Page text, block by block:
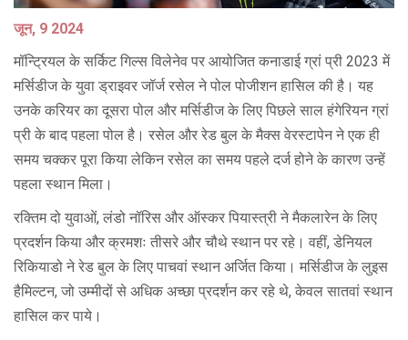
जून, 9 2024
मॉन्ट्रियल के सर्किट गिल्स विलेनेव पर आयोजित कनाडाई ग्रां प्री 2023 में
मर्सिडीज के युवा ड्राइवर जॉर्ज रसेल ने पोल पोजीशन हासिल की है। यह
उनके करियर का दूसरा पोल और मर्सिडीज के लिए पिछले साल हंगेरियन ग्रां
प्री के बाद पहला पोल है। रसेल और रेड बुल के मैक्स वेरस्टापेन ने एक ही
समय चक्कर पूरा किया लेकिन रसेल का समय पहले दर्ज होने के कारण उन्हें
पहला स्थान मिला।
रक्तिम दो युवाओं, लंडो नॉरिस और ऑस्कर पियास्त्री ने मैकलारेन के लिए
प्रदर्शन किया और क्रमशः तीसरे और चौथे स्थान पर रहे। वहीं, डेनियल
रिकियाडो ने रेड बुल के लिए पाचवां स्थान अर्जित किया। मर्सिडीज के लुइस
हैमिल्टन, जो उम्मीदों से अधिक अच्छा प्रदर्शन कर रहे थे, केवल सातवां स्थान
हासिल कर पाये।